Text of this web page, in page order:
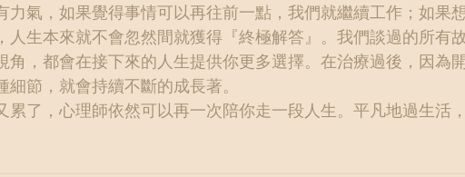
力氣，如果覺得事情可以再往前一點，我們就繼續工作；如果
人生本來就不會忽然間就獲得『終極解答』。我們談過的所有
角，都會在接下來的人生提供你更多選擇。在治療過後，因為
細節，就會持續不斷的成長著。
累了，心理師依然可以再一次陪你走一段人生。平凡地過生活